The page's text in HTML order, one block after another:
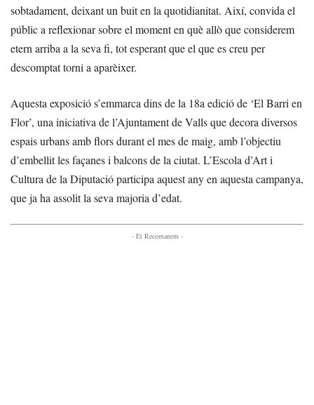
sobtadament, deixant un buit en la quotidianitat. Així, convida el
públic a reflexionar sobre el moment en què allò que considerem
etern arriba a la seva fi, tot esperant que el que es creu per
descomptat torni a aparèixer.
Aquesta exposició s’emmarca dins de la 18a edició de ‘El Barri en
Flor’, una iniciativa de l’Ajuntament de Valls que decora diversos
espais urbans amb flors durant el mes de maig, amb l’objectiu
d’embellit les façanes i balcons de la ciutat. L’Escola d’Art i
Cultura de la Diputació participa aquest any en aquesta campanya,
que ja ha assolit la seva majoria d’edat.
- Et Recomanem -